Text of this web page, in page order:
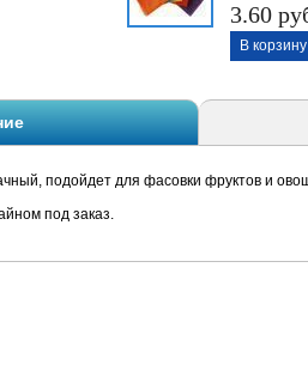
3.60
В корзину
подойдет для фасовки фруктов и
под заказ.